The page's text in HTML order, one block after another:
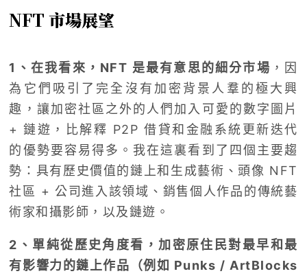
NFT 市場展望
1、在我看來，NFT 是最有意思的細分市場 ，因
為它們吸引了完全沒有加密背景人羣的極大興
趣，讓加密社區之外的人們加入可愛的數字圖片
+ 鏈遊，比解釋 P2P 借貸和金融系統更新迭代
的優勢要容易得多。我在這裏看到了四個主要趨
勢：具有歷史價值的鏈上和生成藝術、頭像 NFT
社區 + 公司進入該領域、銷售個人作品的傳統藝
術家和攝影師，以及鏈遊。
2、單純從歷史角度看，加密原住民對最早和最
有影響力的鏈上作品（例如 Punks / ArtBlocks